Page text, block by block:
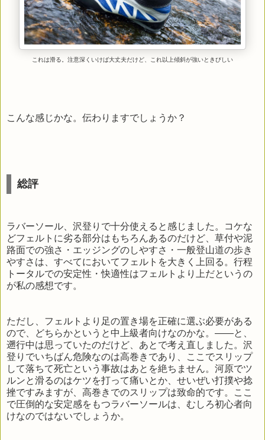
これは滑る。注意深くいけば大丈夫だけど、これ以上傾斜が強いときびしい
こんな感じかな。伝わりますでしょうか？
総評
ラバーソール、沢登りで十分使えると感じました。コケな
どフェルトに劣る部分はもちろんあるのだけど、草付や泥
路面での強さ・エッジングのしやすさ・一般登山道の歩き
やすさは、すべてにおいてフェルトを大きく上回る。行程
トータルでの安定性・快適性はフェルトより上だというの
が私の感想です。
ただし、フェルトより足の置き場を正確に選ぶ必要がある
ので、どちらかというと中上級者向けなのかな。――と、
遡行中は思っていたのだけど、あとで考え直しました。沢
登りでいちばん危険なのは高巻きであり、ここでスリップ
して落ちて死亡という事故はあとを絶ちません。河原でツ
ルンと滑るのはケツを打って痛いとか、せいぜい打撲や捻
挫ですみますが、高巻きでのスリップは致命的です。ここ
で圧倒的な安定感をもつラバーソールは、むしろ初心者向
けなのではないでしょうか。